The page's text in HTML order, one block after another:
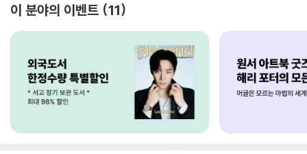
이 분야의 이벤트 11